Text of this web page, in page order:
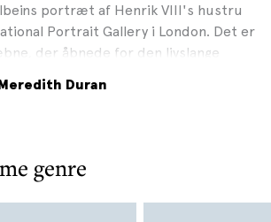
portræt af Henrik VIII's hustru
Portrait Gallery i London. Det er
der åbnede for den livslange
samler hun på gamle bøger om
historiske serier om stærke
Duran
genre